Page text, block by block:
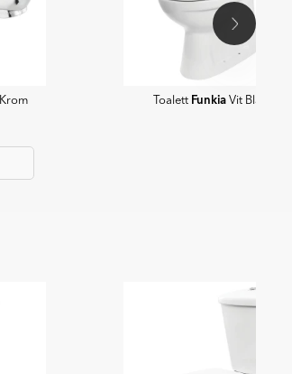
Krom Toalett FunkiaVit Blank S-